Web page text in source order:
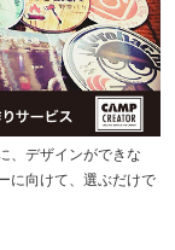
、デザインができな
に向けて、選ぶだけで